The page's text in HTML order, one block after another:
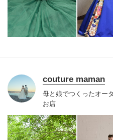
couture maman
母と娘でつくったオー
お店